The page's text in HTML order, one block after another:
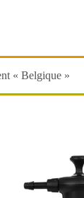
« Belgique »